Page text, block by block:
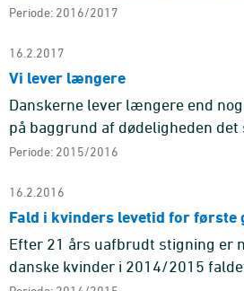
en stigning på 0,14 år for
Periode: 2016/2017
16.2.2017
Vi lever længere
Danskerne lever længere end
på baggrund af dødeligheden det
middellevetiden 78,8 år for 0-
Periode: 2015/2016
16.2.2016
Fald i kvinders levetid for første
Efter 21 års uafbrudt stigning er
danske kvinder i 2014/2015